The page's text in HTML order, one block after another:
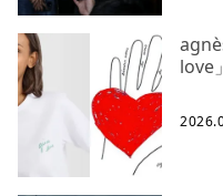
love